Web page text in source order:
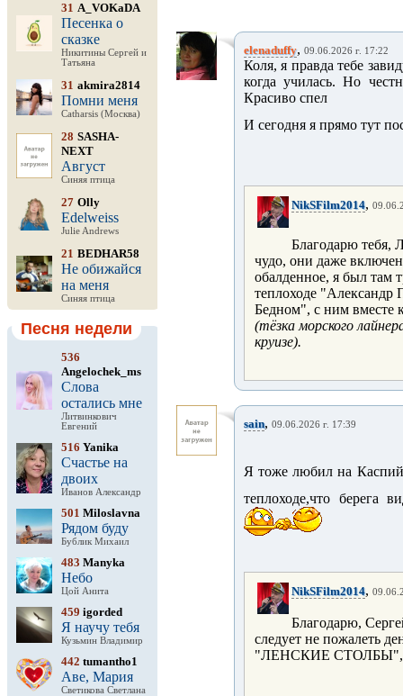
31 A_VOKaDA
Песенка о
сказке
Никитины Сергей и
Татьяна
31 akmira2814
Помни меня
Catharsis (Москва)
28 SASHA-
NEXT
Август
Синяя птица
27 Olly
Edelweiss
Julie Andrews
21 BEDHAR58
Не обижайся
на меня
Синяя птица
Песня недели
536
Angelochek_ms
Слова
остались мне
Литвинкович
Евгений
516 Yanika
Счастье на
двоих
Иванов Александр
501 Miloslavna
Рядом буду
Бублик Михаил
483 Manyka
Небо
Цой Анита
459 igorded
Я научу тебя
Кузьмин Владимир
442 tumantho1
Аве, Мария
Светикова Светлана
elenaduffy, 09.06.2026 г. 17:22
Коля, я правда тебе
когда училась. Но
Красиво спел
И сегодня я прямо тут
NikSFilm2014,
Благодарю тебя,
чудо, они даже
обалденное, я был там
теплоходе
Бедном", с ним вместе
(тёзка морского
круизе).
sain, 09.06.2026 г. 17:39
Я тоже любил на
теплоходе,что берега
NikSFilm2014,
Благодарю,
следует не пожалеть
"ЛЕНСКИЕ СТОЛБЫ",